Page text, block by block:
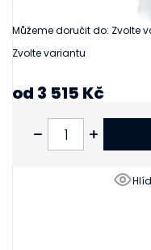
Zvolte variantu
Můžeme doručit do: Zvolte
od 3 515 Kč